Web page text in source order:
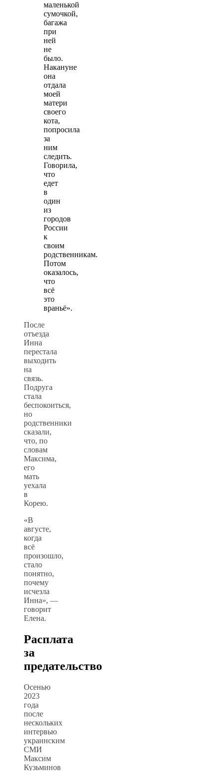
маленькой
сумочкой,
багажа
при
ней
не
было.
Накануне
она
отдала
моей
матери
своего
кота,
попросила
за
ним
следить.
Говорила,
что
едет
в
один
из
городов
России
к
своим
родственникам.
Потом
оказалось,
что
всё
это
враньё».
После
отъезда
Инна
перестала
выходить
на
связь.
Подруга
стала
беспокоиться,
но
родственники
сказали,
что, по
словам
Максима,
его
мать
уехала
в
Корею.
«В
августе,
когда
всё
произошло,
стало
понятно,
почему
исчезла
Инна», —
говорит
Елена.
Расплата
за
предательство
Осенью
2023
года
после
нескольких
интервью
украинским
СМИ
Максим
Кузьминов